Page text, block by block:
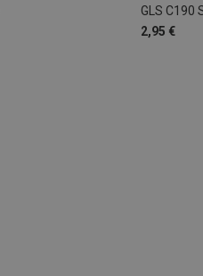
GLS C190
2,95 €